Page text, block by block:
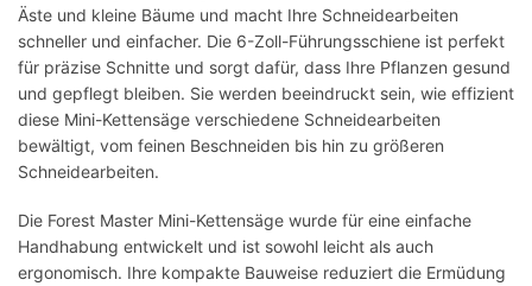
Äste und kleine Bäume und macht Ihre Schneidearbeiten
schneller und einfacher. Die 6-Zoll-Führungsschiene ist perfekt
für präzise Schnitte und sorgt dafür, dass Ihre Pflanzen gesund
und gepflegt bleiben. Sie werden beeindruckt sein, wie effizient
diese Mini-Kettensäge verschiedene Schneidearbeiten
bewältigt, vom feinen Beschneiden bis hin zu größeren
Schneidearbeiten.
Die Forest Master Mini-Kettensäge wurde für eine einfache
Handhabung entwickelt und ist sowohl leicht als auch
ergonomisch. Ihre kompakte Bauweise reduziert die Ermüdung